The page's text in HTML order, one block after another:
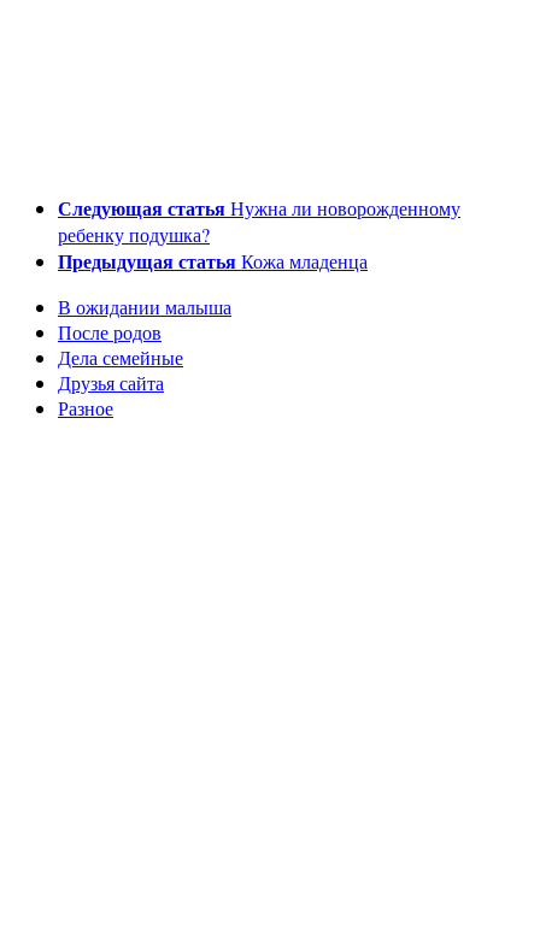
Следующая статьяНужна ли новорожденному
ребенку подушка?
Предыдущая статьяКожа младенца
В ожидании малыша
После родов
Дела семейные
Друзья сайта
Разное